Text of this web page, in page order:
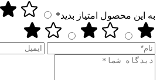
به این محصول امتیاز بدید*